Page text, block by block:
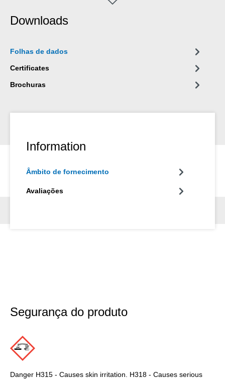
Downloads
Folhas de dados
Certificates
Brochuras
Information
Âmbito de fornecimento
Avaliações
Segurança do produto
Danger H315 - Causes skin irritation. H318 - Causes serious